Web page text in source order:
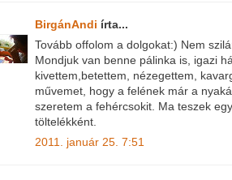
BirgánAndi írta...
Tovább offolom a dolgokat:) Nem
Mondjuk van benne pálinka is, igazi
kivettem,betettem, nézegettem,
művemet, hogy a felének már a
szeretem a fehércsokit. Ma teszek
töltelékként.
2011. január 25. 7:51